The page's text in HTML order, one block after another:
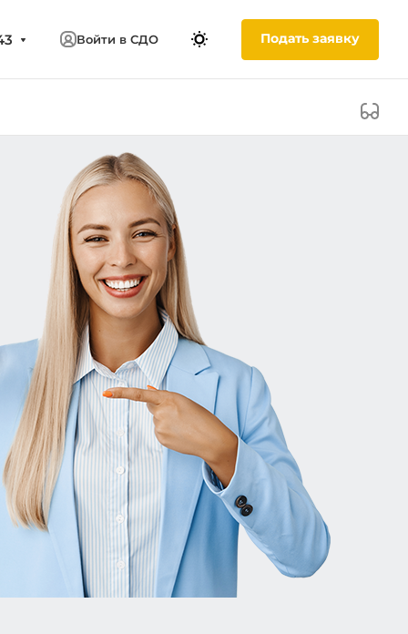
Войти в СДО Подать заявку